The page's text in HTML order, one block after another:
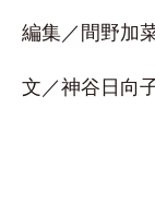
編集／間野加
文／神谷日向